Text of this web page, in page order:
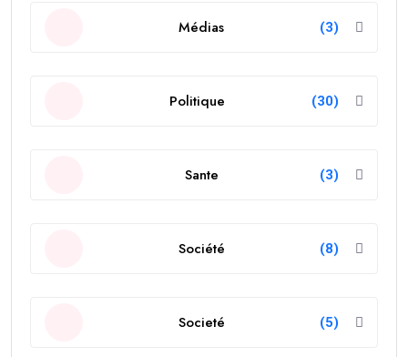
Médias (3)
Politique (30)
Sante (3)
Société (8)
Societé (5)